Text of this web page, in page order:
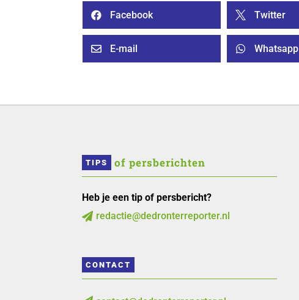
 Facebook  Twitter
 E-mail  Whatsapp
TIPS of persberichten
Heb je een tip of persbericht?
 redactie@dedronterreporter.nl
CONTACT